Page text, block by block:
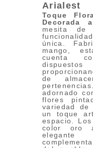
Arialest
Toque
Decorada
mesita de
única.
mango,
cuenta
de
adornado
flores
variedad
un toque
espacio.
color oro